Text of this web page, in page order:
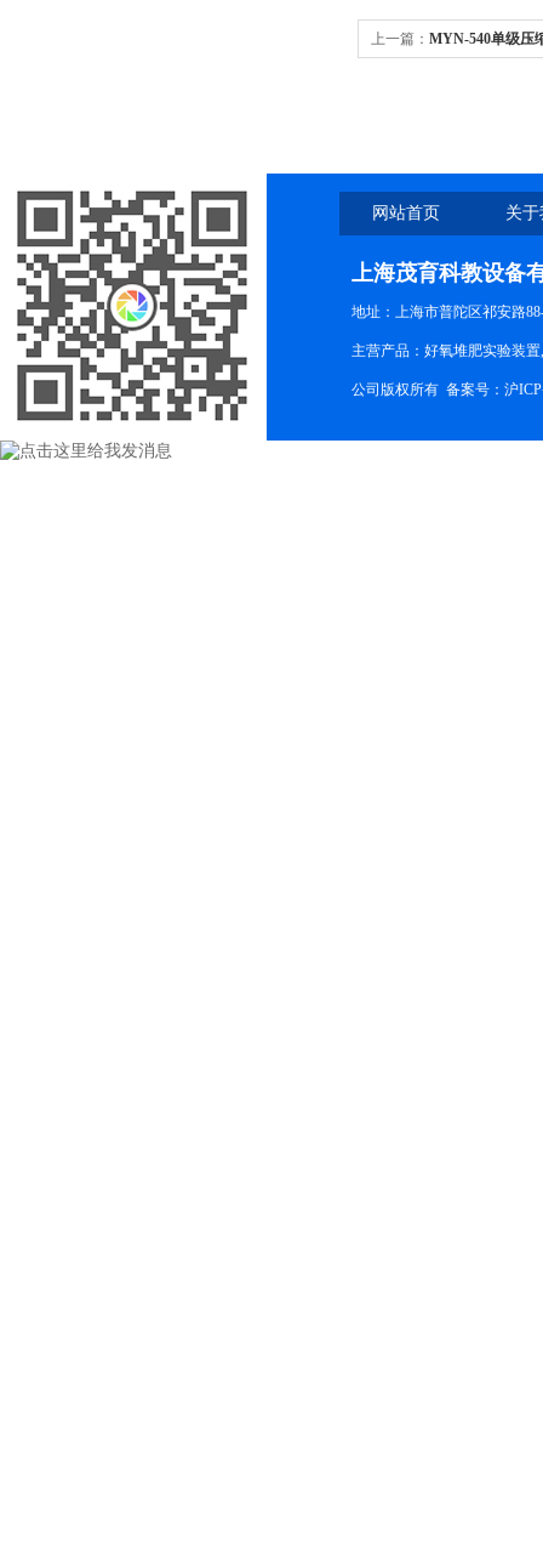
上一篇： MYN-540单级压
网站首页 关
上海茂育科教设备
地址：上海市普陀区祁安路
主营产品：好氧堆肥实验装
公司版权所有 备案号： 沪